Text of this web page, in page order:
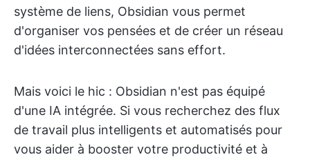
système de liens, Obsidian vous permet
d'organiser vos pensées et de créer un réseau
d'idées interconnectées sans effort.
Mais voici le hic : Obsidian n'est pas équipé
d'une IA intégrée. Si vous recherchez des flux
de travail plus intelligents et automatisés pour
vous aider à booster votre productivité et à